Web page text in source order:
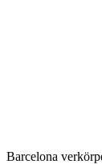
Barcelona